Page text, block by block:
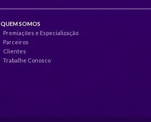
QUEM SOMOS
Premiações e Especialização
Parceiros
Clientes
Trabalhe Conosco